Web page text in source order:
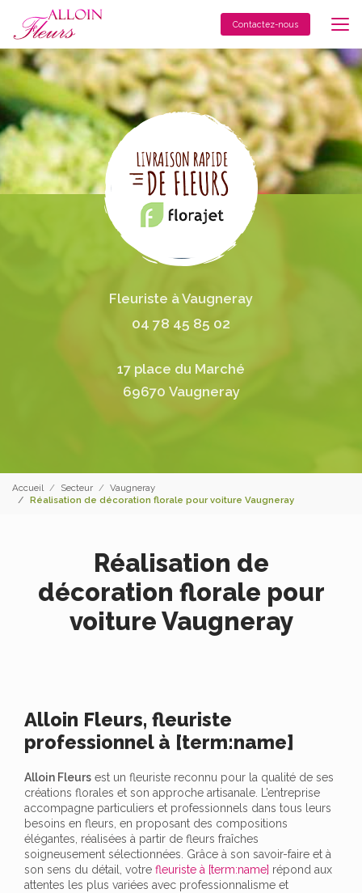
contenu
principal
Contactez-nous
Fleuriste à Vaugneray
04 78 45 85 02
17 place du Marché
69670 Vaugneray
Accueil Secteur
Vaugneray
Réalisation de décoration florale pour voiture Vaugneray
Réalisation de
décoration florale pour
voiture Vaugneray
Alloin Fleurs, fleuriste
professionnel à [term:name]
Alloin Fleurs est un fleuriste reconnu pour la qualité de ses
créations florales et son approche artisanale. L’entreprise
accompagne particuliers et professionnels dans tous leurs
besoins en fleurs, en proposant des compositions
élégantes, réalisées à partir de fleurs fraîches
soigneusement sélectionnées. Grâce à son savoir-faire et à
son sens du détail, votre fleuriste à [term:name] répond aux
attentes les plus variées avec professionnalisme et